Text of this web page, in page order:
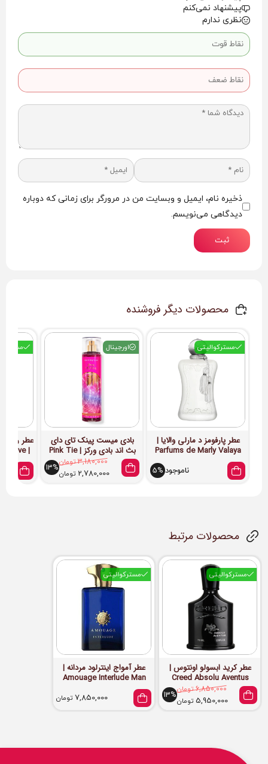
با قیمتی اقتصادی به مجموعه عطرهای خود اضافه کنید.
پیشنهاد نمی‌کنم
نظری ندارم
ذخیره نام، ایمیل و وبسایت من در مرورگر برای زمانی که دوباره
دیدگاهی می‌نویسم.
ثبت
محصولات دیگر فروشنده
مسترکوالیتی
عطر پارفومز د مارلی والایا |
Parfums de Marly Valaya
ناموجود 5%
اورجینال
بادی میست پینک تای دای
بث اند بادی ورکز | ‌Pink Tie
Dye BBW Body Mist
3,180,000 تومان
2,780,000 تومان
13%
عطر
| By Kilian Rolling in Love
محصولات مرتبط
مسترکوالیتی
عطر کرید ابسولو اونتوس |
Creed Absolu Aventus
6,850,000 تومان
5,950,000 تومان
13%
مسترکوالیتی
عطر آمواج اینترلود مردانه |
Amouage Interlude Man
7,850,000 تومان